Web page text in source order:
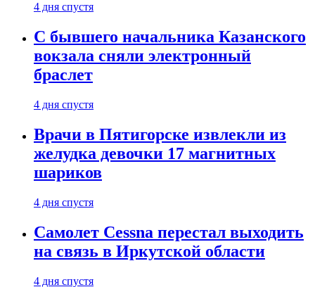
4 дня спустя
С бывшего начальника Казанского
вокзала сняли электронный
браслет
4 дня спустя
Врачи в Пятигорске извлекли из
желудка девочки 17 магнитных
шариков
4 дня спустя
Самолет Cessna перестал выходить
на связь в Иркутской области
4 дня спустя